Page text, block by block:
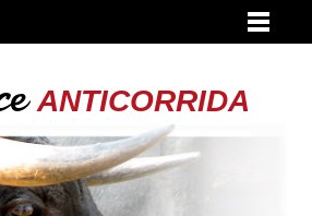
ANTICORRIDA